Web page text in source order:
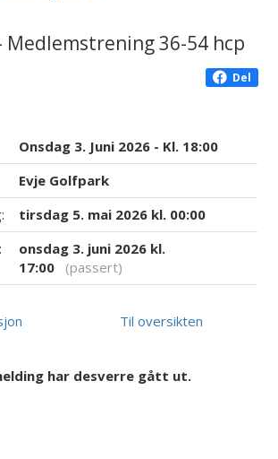
Medlemstrening 36-54 hcp
Del
Onsdag 3. Juni 2026 - Kl. 18:00
Evje Golfpark
tirsdag 5. mai 2026 kl. 00:00
onsdag 3. juni 2026 kl.
17:00 (passert)
Til oversikten
har desverre gått ut.